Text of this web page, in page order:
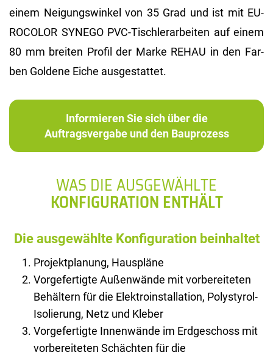
einem Nei­gungs­win­kel von 35 Grad und ist mit EU­
RO­CO­LOR SYN­EGO PVC-Tisch­ler­ar­bei­ten auf einem
80 mm brei­ten Pro­fil der Marke REHAU in den Far­
ben Gol­de­ne Eiche aus­ge­stat­tet.
Informieren Sie sich über die
Auftragsvergabe und den Bauprozess
WAS DIE AUSGEWÄHLTE
KONFIGURATION ENTHÄLT
Die ausgewählte Konfiguration beinhaltet
Projektplanung, Hauspläne
Vorgefertigte Außenwände mit vorbereiteten
Behältern für die Elektroinstallation, Polystyrol-
Isolierung, Netz und Kleber
Vorgefertigte Innenwände im Erdgeschoss mit
vorbereiteten Schächten für die